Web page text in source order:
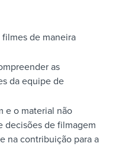
de maneira
as
da equipe de
e o material não
decisões de filmagem
na contribuição para a